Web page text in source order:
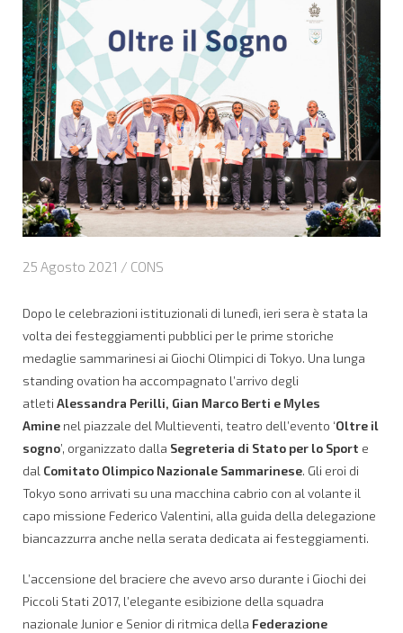
25 Agosto 2021 / CONS
Dopo le celebrazioni istituzionali di lunedì, ieri sera è stata la
volta dei festeggiamenti pubblici per le prime storiche
medaglie sammarinesi ai Giochi Olimpici di Tokyo. Una lunga
standing ovation ha accompagnato l’arrivo degli
atleti Alessandra Perilli, Gian Marco Berti e Myles
Amine nel piazzale del Multieventi, teatro dell’evento ‘Oltre il
sogno’, organizzato dalla Segreteria di Stato per lo Sport e
dal Comitato Olimpico Nazionale Sammarinese. Gli eroi di
Tokyo sono arrivati su una macchina cabrio con al volante il
capo missione Federico Valentini, alla guida della delegazione
biancazzurra anche nella serata dedicata ai festeggiamenti.
L’accensione del braciere che avevo arso durante i Giochi dei
Piccoli Stati 2017, l’elegante esibizione della squadra
nazionale Junior e Senior di ritmica della Federazione